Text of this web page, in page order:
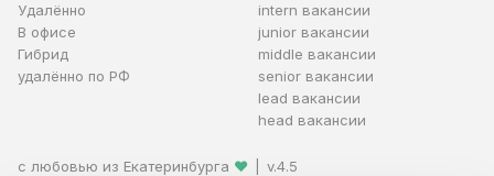
Удалённо
В офисе
Гибрид
удалённо по РФ
intern вакансии
junior вакансии
middle вакансии
senior вакансии
lead вакансии
head вакансии
с любовью из Екатеринбурга ❤ v.4.5